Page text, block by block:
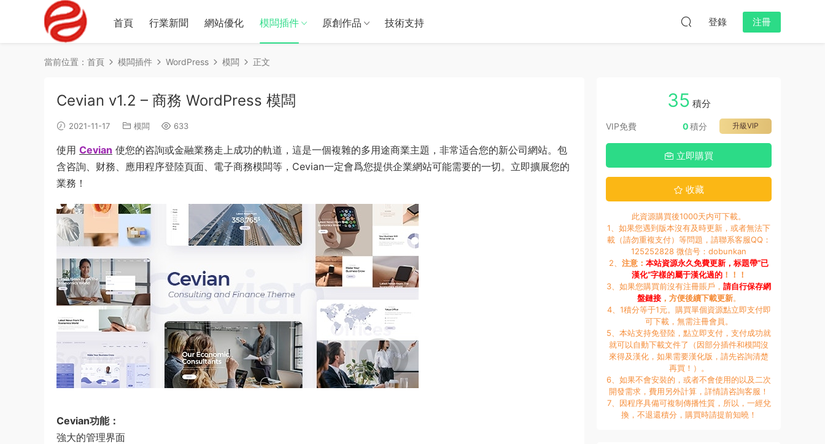
首頁 行業新聞 網站優化 模闆插件 原創作品 技術支持 登錄 注冊
當前位置： 首頁 模闆插件 WordPress 模闆 正文
Cevian v1.2 – 商務 WordPress 模闆
2021-11-17 模闆 633
使用 Cevian 使您的咨詢或金融業務走上成功的軌道，這是一個複雜的多用途商業主題，非常适合您的新公司網站。包
含咨詢、财務、應用程序登陸頁面、電子商務模闆等，Cevian一定會爲您提供企業網站可能需要的一切。立即擴展您的
業務！
Cevian功能：
強大的管理界面
35 積分
VIP免費 升級VIP
0積分
立即購買
收藏
此資源購買後1000天内可下載。
1、如果您遇到版本沒有及時更新，或者無法下
載（請勿重複支付）等問題，請聯系客服QQ：
125252828 微信号：dobunkan
2、 注意： 本站資源永久免費更新，标題帶“已
漢化”字樣的屬于漢化過的！！！
3、如果您購買前沒有注冊賬戶， 請自行保存網
盤鏈接，方便後續下載更新。
4、1積分等于1元。購買單個資源點立即支付即
可下載，無需注冊會員。
5、本站支持免登陸，點立即支付，支付成功就
就可以自動下載文件了（因部分插件和模闆沒
來得及漢化，如果需要漢化版，請先咨詢清楚
再買！）。
6、如果不會安裝的，或者不會使用的以及二次
開發需求，費用另外計算，詳情請咨詢客服！
7、因程序具備可複制傳播性質，所以，一經兌
換，不退還積分，購買時請提前知曉！